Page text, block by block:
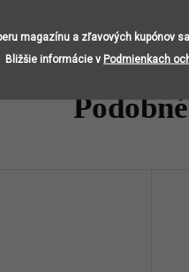
magazínu a zľavových kupónov
Bližšie informácie v Podmienkach